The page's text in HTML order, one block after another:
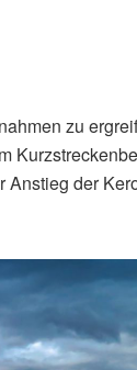
zu
Anstieg der